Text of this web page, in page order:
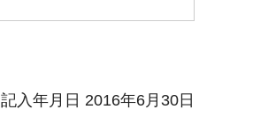
記入年月日 2016年6月30日